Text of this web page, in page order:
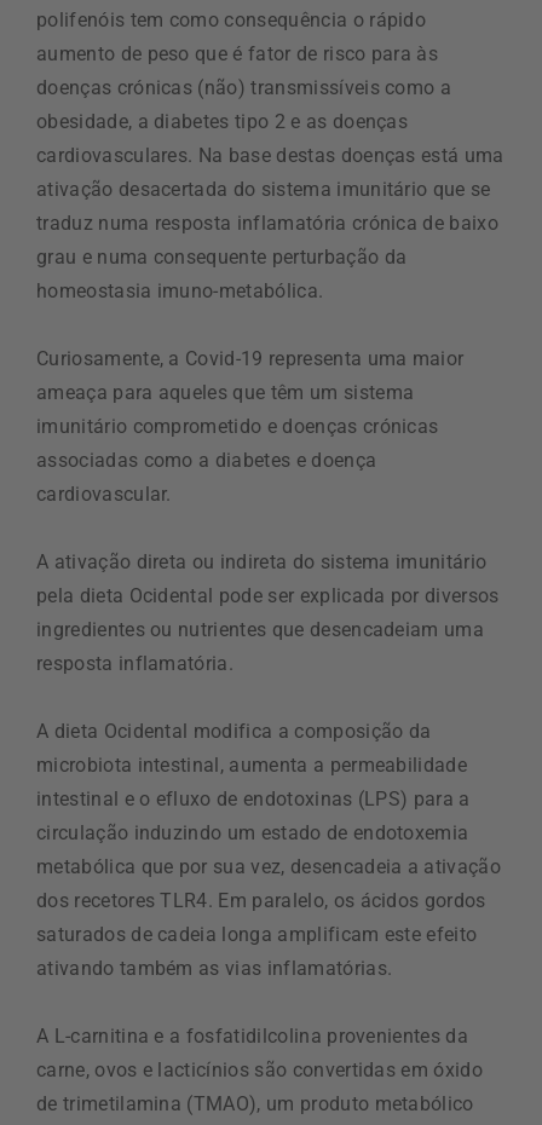
polifenóis tem como consequência o rápido
aumento de peso que é fator de risco para às
doenças crónicas (não) transmissíveis como a
obesidade, a diabetes tipo 2 e as doenças
cardiovasculares. Na base destas doenças está uma
ativação desacertada do sistema imunitário que se
traduz numa resposta inflamatória crónica de baixo
grau e numa consequente perturbação da
homeostasia imuno-metabólica.
Curiosamente, a Covid-19 representa uma maior
ameaça para aqueles que têm um sistema
imunitário comprometido e doenças crónicas
associadas como a diabetes e doença
cardiovascular.
A ativação direta ou indireta do sistema imunitário
pela dieta Ocidental pode ser explicada por diversos
ingredientes ou nutrientes que desencadeiam uma
resposta inflamatória.
A dieta Ocidental modifica a composição da
microbiota intestinal, aumenta a permeabilidade
intestinal e o efluxo de endotoxinas (LPS) para a
circulação induzindo um estado de endotoxemia
metabólica que por sua vez, desencadeia a ativação
dos recetores TLR4. Em paralelo, os ácidos gordos
saturados de cadeia longa amplificam este efeito
ativando também as vias inflamatórias.
A L-carnitina e a fosfatidilcolina provenientes da
carne, ovos e lacticínios são convertidas em óxido
de trimetilamina (TMAO), um produto metabólico